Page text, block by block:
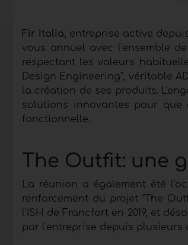
Fir Italia, entreprise active
vous annuel avec l'ensemble
respectant les valeurs
Design Engineering", véritable
la création de ses produits.
solutions innovantes pour
fonctionnelle.
The Outfit: une
La réunion a également été
renforcement du projet "The
l'ISH de Francfort en 2019, et
par l'entreprise depuis plusieurs